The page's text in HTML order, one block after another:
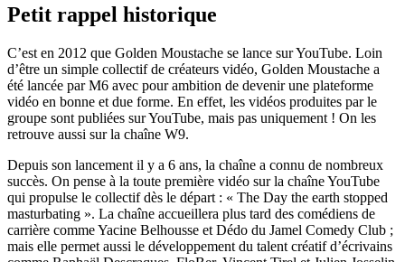
Petit rappel historique
C’est en 2012 que Golden Moustache se lance sur YouTube. Loin
d’être un simple collectif de créateurs vidéo, Golden Moustache a
été lancée par M6 avec pour ambition de devenir une plateforme
vidéo en bonne et due forme. En effet, les vidéos produites par le
groupe sont publiées sur YouTube, mais pas uniquement ! On les
retrouve aussi sur la chaîne W9.
Depuis son lancement il y a 6 ans, la chaîne a connu de nombreux
succès. On pense à la toute première vidéo sur la chaîne YouTube
qui propulse le collectif dès le départ : « The Day the earth stopped
masturbating ». La chaîne accueillera plus tard des comédiens de
carrière comme Yacine Belhousse et Dédo du Jamel Comedy Club ;
mais elle permet aussi le développement du talent créatif d’écrivains